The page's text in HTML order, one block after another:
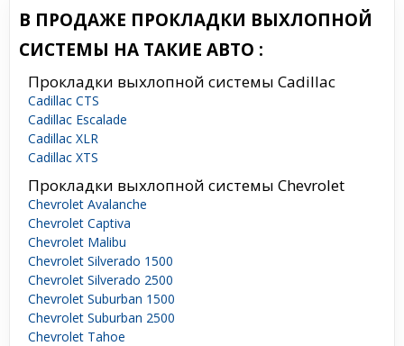
В ПРОДАЖЕ ПРОКЛАДКИ ВЫХЛОПНОЙ
СИСТЕМЫ НА ТАКИЕ АВТО :
Прокладки выхлопной системы Cadillac
Cadillac CTS
Cadillac Escalade
Cadillac XLR
Cadillac XTS
Прокладки выхлопной системы Chevrolet
Chevrolet Avalanche
Chevrolet Captiva
Chevrolet Malibu
Chevrolet Silverado 1500
Chevrolet Silverado 2500
Chevrolet Suburban 1500
Chevrolet Suburban 2500
Chevrolet Tahoe